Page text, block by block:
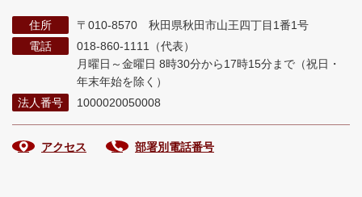
住所
〒010-8570 秋田県秋田市山王四丁目1番1号
電話
018-860-1111（代表）
月曜日～金曜日 8時30分から17時15分まで （祝日・
年末年始を除く）
法人番号
1000020050008
アクセス 部署別電話番号